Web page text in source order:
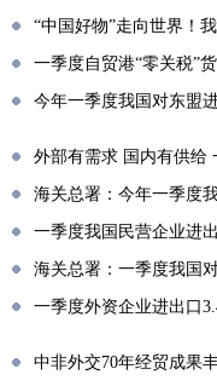
“中国好物”走向世界！
一季度自贸港“零关税”
今年一季度我国对东盟
外部有需求 国内有供给
海关总署：今年一季度
一季度我国民营企业进
海关总署：一季度我国
一季度外资企业进出口
中非外交70年经贸成果